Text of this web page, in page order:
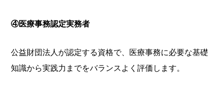
④医療事務認定実務者
公益財団法人が認定する資格で、医療事務に必要な基礎
知識から実践力までをバランスよく評価します。